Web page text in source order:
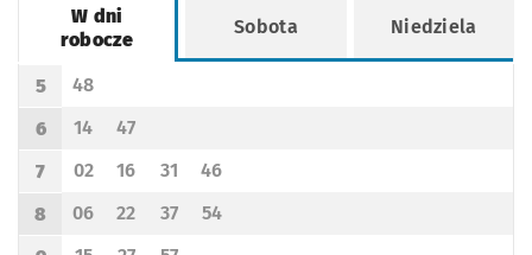
W dni
robocze
Sobota Niedziela
Rozkład jazdy -
Godzina odjazdu
5
Odjazd
48
minut po godzinie 5
Godzina odjazdu
6
Odjazd
14
minut po godzinie 6
Odjazd
47
minut po godzinie 6
Godzina odjazdu
7
Odjazd
02
minut po godzinie 7
Odjazd
16
minut po godzinie 7
Odjazd
31
minut po godzinie 7
Odjazd
46
minut po godzinie 7
Godzina odjazdu
8
Odjazd
06
minut po godzinie 8
Odjazd
22
minut po godzinie 8
Odjazd
37
minut po godzinie 8
Odjazd
54
minut po godzinie 8